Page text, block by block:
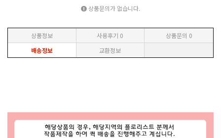
상품문의가 없습니다.
상품정보 사용후기 0 상품문의 0
배송정보
교환정보